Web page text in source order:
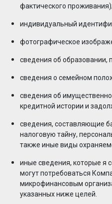
фактического проживания);
индивидуальный
фотографическое
сведения об образовании,
сведения о семейном
сведения об
кредитной истории и
сведения, составляющие
налоговую тайну,
также иные виды
иные сведения, которые я
могут потребоваться
микрофинансовым
указанных ниже целей.